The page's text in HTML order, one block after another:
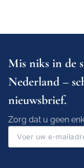
Mis niks in de
Nederland –
nieuwsbrief.
Zorg dat u geen